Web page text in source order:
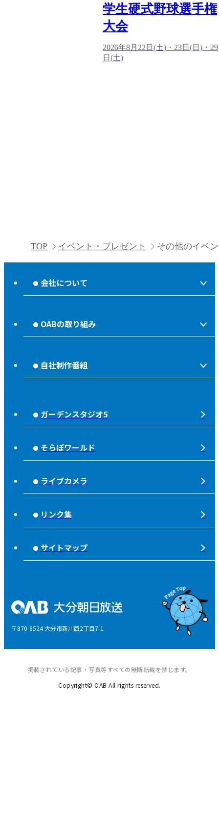
学生硬式野球選手権
大会
2026年8月22日(土)・23日(日)・29
日(土)
TOP イベント・プレゼント その他のイベ
会社について
リクルートページ
放送番組審議会
大分朝日放送 人権方針
青少年と放送
個人情報について
特定商取引に関する法律による表示
OABの取り組み
子ども食堂応援
宇宙(そら)
ピンクリボン
みんなでそなえーる
自社制作番組
もっと！
SOLD OUT
タウンスパイス
夜分、おじゃまします。
ガーデンスタジオ5
そらぽワールド
ライブカメラ
リンク集
サイトマップ
〒870-8524 大分市新川西2丁目7-1
掲載されている記事・写真等すべての無断転載を禁じます。
Copyright© OAB All rights reserved.